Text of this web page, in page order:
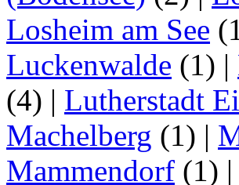
Losheim am See
Luckenwalde (1) |
(4) | Lutherstadt
Machelberg (1) |
Mammendorf (1) |